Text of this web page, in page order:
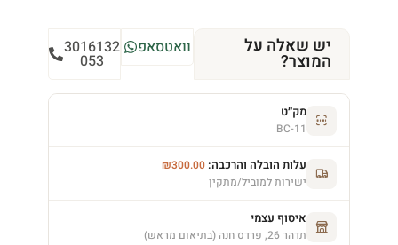
יש שאלה על
המוצר?
וואטסאפ 3016132
053
מק״ט
BC-11
עלות הובלה והרכבה: ₪300.00
ישירות למוביל/מתקין
איסוף עצמי
תדהר 26, פרדס חנה (בתיאום מראש)